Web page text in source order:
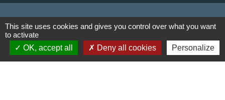
Liens
This site uses cookies and gives you control over what you want
to activate
OK, accept all
Deny all cookies Personalize